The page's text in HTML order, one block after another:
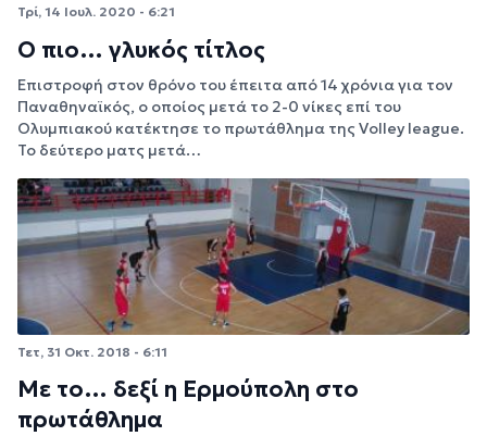
Τρί, 14 Ιουλ. 2020 - 6:21
Ο πιο… γλυκός τίτλος
Επιστροφή στον θρόνο του έπειτα από 14 χρόνια για τον
Παναθηναϊκός, ο οποίος μετά το 2-0 νίκες επί του
Ολυμπιακού κατέκτησε το πρωτάθλημα της Volley league.
Το δεύτερο ματς μετά…
Τετ, 31 Οκτ. 2018 - 6:11
Με το… δεξί η Ερμούπολη στο
πρωτάθλημα